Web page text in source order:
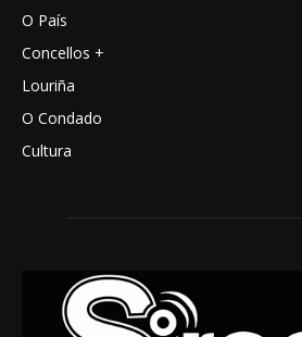
O País
Concellos +
Louriña
O Condado
Cultura